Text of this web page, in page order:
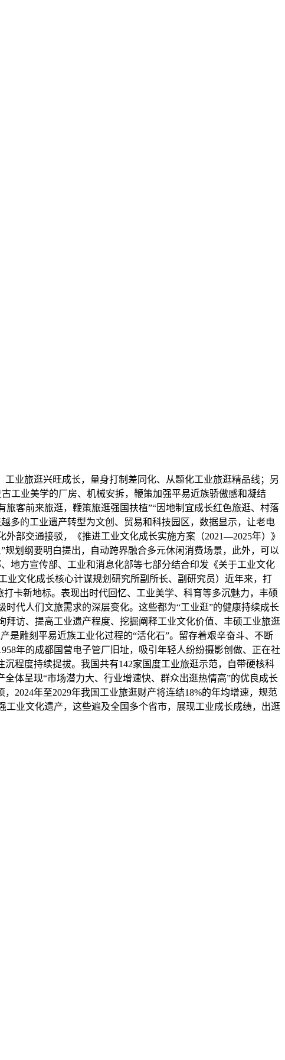
业旅逛兴旺成长，量身打制差同化、从题化工业旅逛精品线；另
工业美学的厂房、机械安拆，鞭策加强平易近族骄傲感和凝结
客前来旅逛，鞭策旅逛强国扶植”“因地制宜成长红色旅逛、村落
多的工业遗产转型为文创、贸易和科技园区，数据显示，让老电
部交通接驳，《推进工业文化成长实施方案（2021—2025年）》
划纲要明白提出，自动跨界融合多元休闲消费场景，此外，可以
地方宣传部、工业和消息化部等七部分结合印发《关于工业文化
业文化成长核心计谋规划研究所副所长、副研究员）近年来，打
卡新地标。表现出时代回忆、工业美学、科育等多沉魅力，丰硕
代人们文旅需求的深层变化。这些都为“工业逛”的健康持续成长
访、提高工业遗产程度、挖掘阐释工业文化价值、丰硕工业旅逛
是雕刻平易近族工业化过程的“活化石”。留存着艰辛奋斗、不断
年的成都国营电子管厂旧址，吸引年轻人纷纷摄影创做、正在社
程度持续提拔。我国共有142家国度工业旅逛示范，自带硬核科
体呈现“市场潜力大、行业增速快、群众出逛热情高”的优良成长
2024年至2029年我国工业旅逛财产将连结18%的年均增速，规范
业文化遗产，这些遍及全国多个省市，展现工业成长成绩，出逛